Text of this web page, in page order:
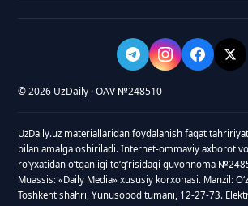
© 2026 UzDaily · OAV №248510
UzDaily.uz materiallaridan foydalanish faqat
bilan amalga oshiriladi. Internet-ommaviy axborot
roʻyxatidan oʻtganligi toʻgʻrisidagi guvohnoma
Muassis: «Daily Media» xususiy korxonasi. Manzil:
Toshkent shahri, Yunusobod tumani, 12-27-73.